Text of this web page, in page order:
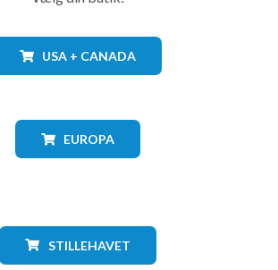
USA + CANADA
EUROPA
STILLEHAVET